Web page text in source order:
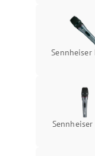
Sennheiser